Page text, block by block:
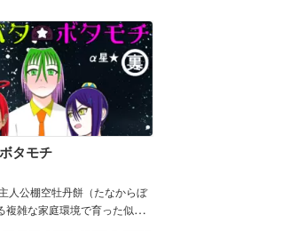
タモチ
人公棚空牡丹餅（たなからぼ
複雑な家庭環境で育った似て